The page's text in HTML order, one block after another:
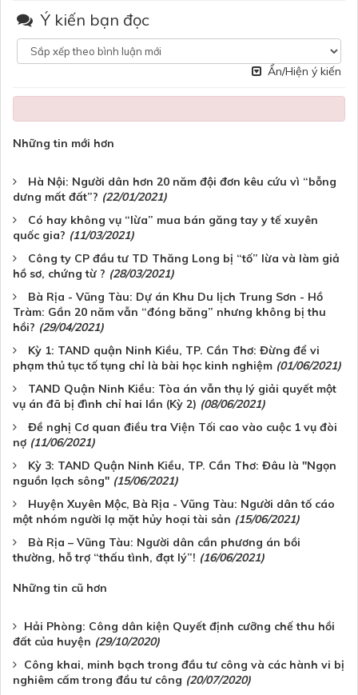
Ý kiến bạn đọc
Ẩn/Hiện ý kiến
Những tin mới hơn
Hà Nội: Người dân hơn 20 năm đội đơn kêu cứu vì “bỗng
dưng mất đất”? (22/01/2021)
Có hay không vụ “lừa” mua bán găng tay y tế xuyên
quốc gia? (11/03/2021)
Công ty CP đầu tư TD Thăng Long bị “tố” lừa và làm giả
hồ sơ, chứng từ ? (28/03/2021)
Bà Rịa - Vũng Tàu: Dự án Khu Du lịch Trung Sơn - Hồ
Tràm: Gần 20 năm vẫn “đóng băng” nhưng không bị thu
hồi? (29/04/2021)
Kỳ 1: TAND quận Ninh Kiều, TP. Cần Thơ: Đừng để vi
phạm thủ tục tố tụng chỉ là bài học kinh nghiệm (01/06/2021)
TAND Quận Ninh Kiều: Tòa án vẫn thụ lý giải quyết một
vụ án đã bị đình chỉ hai lần (Kỳ 2) (08/06/2021)
Đề nghị Cơ quan điều tra Viện Tối cao vào cuộc 1 vụ đòi
nợ (11/06/2021)
Kỳ 3: TAND Quận Ninh Kiều, TP. Cần Thơ: Đâu là "Ngọn
nguồn lạch sông" (15/06/2021)
Huyện Xuyên Mộc, Bà Rịa - Vũng Tàu: Người dân tố cáo
một nhóm người lạ mặt hủy hoại tài sản (15/06/2021)
Bà Rịa – Vũng Tàu: Người dân cần phương án bồi
thường, hỗ trợ “thấu tình, đạt lý”! (16/06/2021)
Những tin cũ hơn
Hải Phòng: Công dân kiện Quyết định cưỡng chế thu hồi
đất của huyện (29/10/2020)
Công khai, minh bạch trong đầu tư công và các hành vi bị
nghiêm cấm trong đầu tư công (20/07/2020)